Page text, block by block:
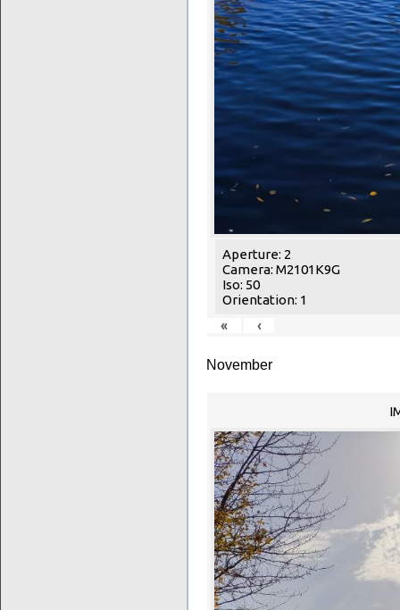
Aperture: 2
Camera: M2101K9G
Iso: 50
Orientation: 1
«
‹
November